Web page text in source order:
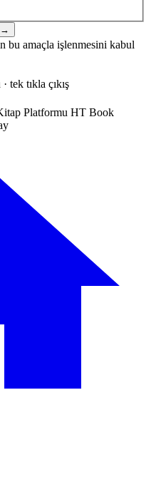
→
bu amaçla işlenmesini kabul
tek tıkla çıkış
Platformu HT Book